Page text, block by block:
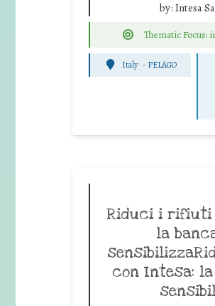
by: Intesa
Thematic Focus:
Italy - PELAGO
Riduci i rifiuti
la
con Intesa: